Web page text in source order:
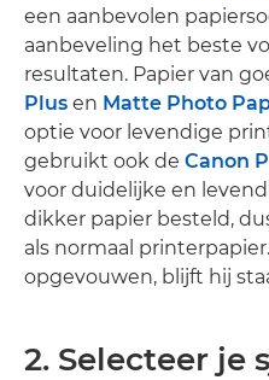
een aanbevolen
aanbeveling het beste
resultaten. Papier van
Plus en Matte Photo
optie voor levendige
gebruikt ook de Canon
voor duidelijke en
dikker papier besteld,
als normaal
opgevouwen, blijft hij
2. Selecteer je